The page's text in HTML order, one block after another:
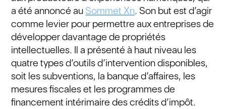
a été annoncé au Sommet Xn. Son but est d’agir
comme levier pour permettre aux entreprises de
développer davantage de propriétés
intellectuelles. Il a présenté à haut niveau les
quatre types d’outils d’intervention disponibles,
soit les subventions, la banque d’affaires, les
mesures fiscales et les programmes de
financement intérimaire des crédits d’impôt.